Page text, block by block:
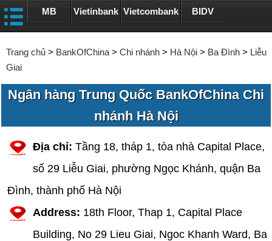
MB Vietinbank Vietcombank BIDV
Trang chủ > BankOfChina > Chi nhánh > Hà Nội > Ba Đình > Liễu
Giai
Ngân hàng Trung Quốc BankOfChina Chi
nhánh Hà Nội
Địa chỉ:Tầng 18, tháp 1, tòa nhà Capital Place,
số 29 Liễu Giai, phường Ngọc Khánh, quận Ba
Đình, thành phố Hà Nội
Address: 18th Floor, Thap 1, Capital Place
Building, No 29 Lieu Giai, Ngoc Khanh Ward, Ba